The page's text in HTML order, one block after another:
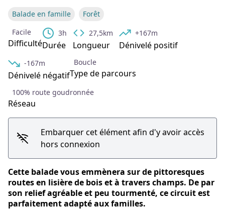
Balade en famille
Forêt
Facile
Difficulté
3h
Durée
27,5km
Longueur
+167m
Dénivelé positif
-167m
Dénivelé négatif
Boucle
Type de parcours
100% route goudronnée
Réseau
Embarquer cet élément afin d'y avoir accès
hors connexion
Cette balade vous emmènera sur de pittoresques
routes en lisière de bois et à travers champs. De par
son relief agréable et peu tourmenté, ce circuit est
parfaitement adapté aux familles.